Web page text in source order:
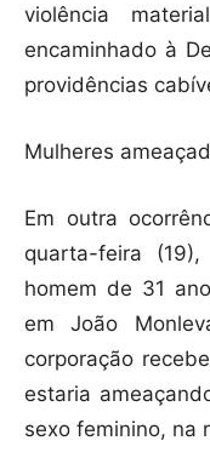
violência
encaminhado à
providências
Mulheres
Em outra
quarta-feira
homem de 31
em João
corporação
estaria
sexo feminino, na